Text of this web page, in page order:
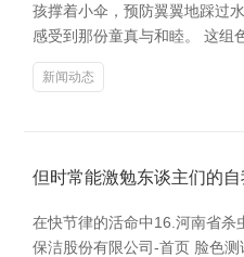
孩撑着小伞，预防翼翼地踩过
感受到那份童真与和睦。 这组
新闻动态
但时常能激勉东谈主们的
在快节律的活命中16.河南省杀
保洁股份有限公司-首页 脸色